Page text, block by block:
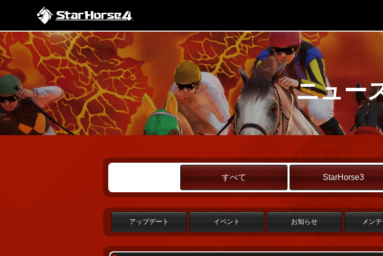
ニュー
すべて StarHorse3
アップデート イベント お知らせ メン